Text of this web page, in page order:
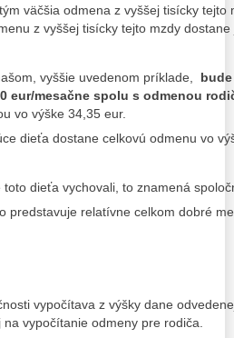
väčšia odmena z vyššej tisícky tejto
z vyššej tisícky tejto mzdy
vyššie uvedenom príklade,
eur/mesačne spolu s odmenou
vo výške 34,35 eur.
dieťa dostane celkovú odmenu vo
dieťa vychovali, to znamená
predstavuje relatívne celkom dobré
vypočítava z výšky dane
vypočítanie odmeny pre rodiča.